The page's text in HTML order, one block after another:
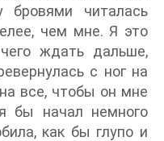
читалась
чем мне. Я это
ждать дальше,
с ног на
все, чтобы он мне
бы начал немного
как бы глупо и